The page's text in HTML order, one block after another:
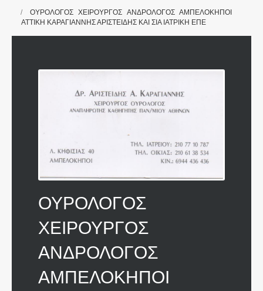
ΟΥΡΟΛΟΓΟΣ ΧΕΙΡΟΥΡΓΟΣ ΑΝΔΡΟΛΟΓΟΣ ΑΜΠΕΛΟΚΗΠΟΙ
ΑΤΤΙΚΗ ΚΑΡΑΓΙΑΝΝΗΣ ΑΡΙΣΤΕΙΔΗΣ ΚΑΙ ΣΙΑ ΙΑΤΡΙΚΗ ΕΠΕ
ΟΥΡΟΛΟΓΟΣ
ΧΕΙΡΟΥΡΓΟΣ
ΑΝΔΡΟΛΟΓΟΣ
ΑΜΠΕΛΟΚΗΠΟΙ